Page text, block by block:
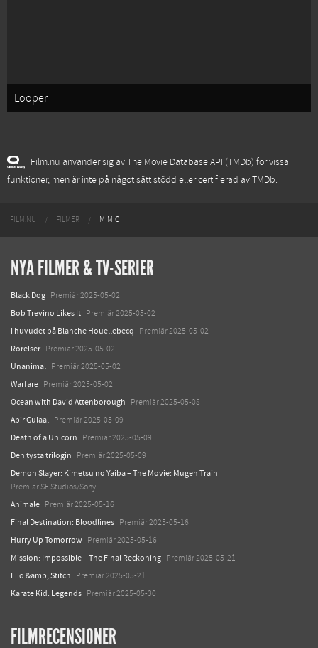
Looper
Film.nu använder sig av The Movie Database API (TMDb) för vissa
funktioner, men är inte på något sätt stödd eller certifierad av TMDb.
FILM.NU FILMER MIMIC
NYA FILMER & TV-SERIER
Black Dog Premiär 2025-05-02
Bob Trevino Likes It Premiär 2025-05-02
I huvudet på Blanche Houellebecq Premiär 2025-05-02
Rörelser Premiär 2025-05-02
Unanimal Premiär 2025-05-02
Warfare Premiär 2025-05-02
Ocean with David Attenborough Premiär 2025-05-08
Abir Gulaal Premiär 2025-05-09
Death of a Unicorn Premiär 2025-05-09
Den tysta trilogin Premiär 2025-05-09
Demon Slayer: Kimetsu no Yaiba – The Movie: Mugen Train
Premiär SF Studios/Sony
Animale Premiär 2025-05-16
Final Destination: Bloodlines Premiär 2025-05-16
Hurry Up Tomorrow Premiär 2025-05-16
Mission: Impossible – The Final Reckoning Premiär 2025-05-21
Lilo &amp; Stitch Premiär 2025-05-21
Karate Kid: Legends Premiär 2025-05-30
FILMRECENSIONER